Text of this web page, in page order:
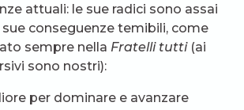
attuali: le sue radici sono assai
conseguenze temibili, come
sempre nella Fratelli tutti(ai
sono nostri):
per dominare e avanzare